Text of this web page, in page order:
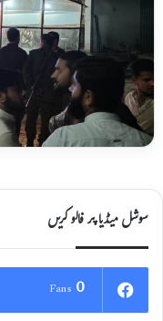
سوشل میڈیا پر فالو کریں
0
Fans